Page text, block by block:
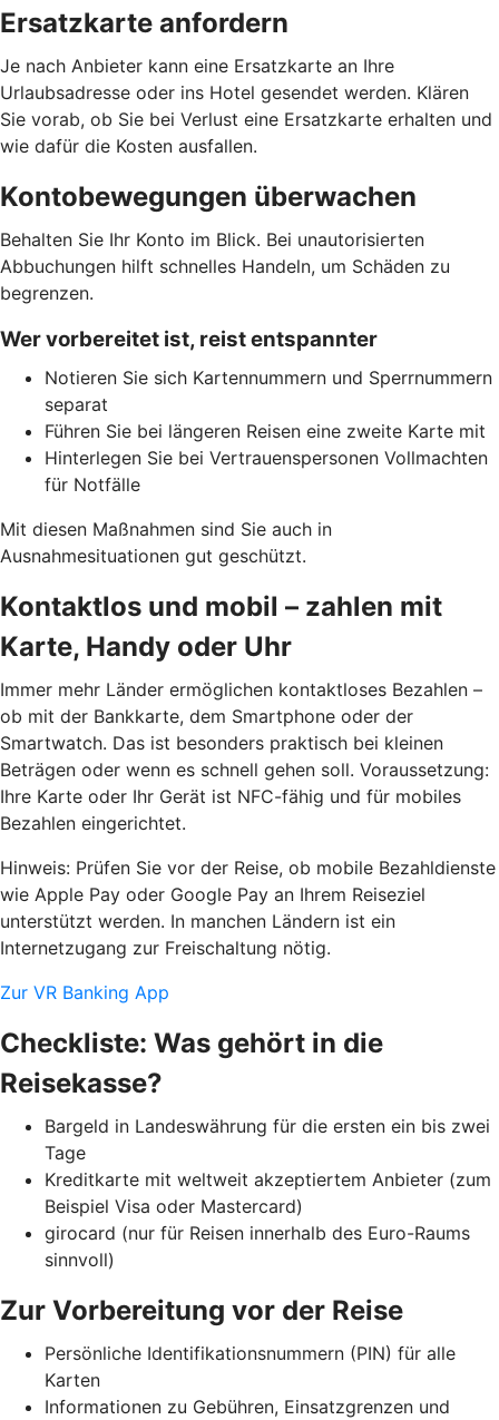
Ersatzkarte anfordern
Je nach Anbieter kann eine Ersatzkarte an Ihre
Urlaubsadresse oder ins Hotel gesendet werden. Klären
Sie vorab, ob Sie bei Verlust eine Ersatzkarte erhalten und
wie dafür die Kosten ausfallen.
Kontobewegungen überwachen
Behalten Sie Ihr Konto im Blick. Bei unautorisierten
Abbuchungen hilft schnelles Handeln, um Schäden zu
begrenzen.
Wer vorbereitet ist, reist entspannter
Notieren Sie sich Kartennummern und Sperrnummern
separat
Führen Sie bei längeren Reisen eine zweite Karte mit
Hinterlegen Sie bei Vertrauenspersonen Vollmachten
für Notfälle
Mit diesen Maßnahmen sind Sie auch in
Ausnahmesituationen gut geschützt.
Kontaktlos und mobil – zahlen mit
Karte, Handy oder Uhr
Immer mehr Länder ermöglichen kontaktloses Bezahlen –
ob mit der Bankkarte, dem Smartphone oder der
Smartwatch. Das ist besonders praktisch bei kleinen
Beträgen oder wenn es schnell gehen soll. Voraussetzung:
Ihre Karte oder Ihr Gerät ist NFC-fähig und für mobiles
Bezahlen eingerichtet.
Hinweis: Prüfen Sie vor der Reise, ob mobile Bezahldienste
wie Apple Pay oder Google Pay an Ihrem Reiseziel
unterstützt werden. In manchen Ländern ist ein
Internetzugang zur Freischaltung nötig.
Zur VR Banking App
Checkliste: Was gehört in die
Reisekasse?
Bargeld in Landeswährung für die ersten ein bis zwei
Tage
Kreditkarte mit weltweit akzeptiertem Anbieter (zum
Beispiel Visa oder Mastercard)
girocard (nur für Reisen innerhalb des Euro-Raums
sinnvoll)
Zur Vorbereitung vor der Reise
Persönliche Identifikationsnummern (PIN) für alle
Karten
Informationen zu Gebühren, Einsatzgrenzen und